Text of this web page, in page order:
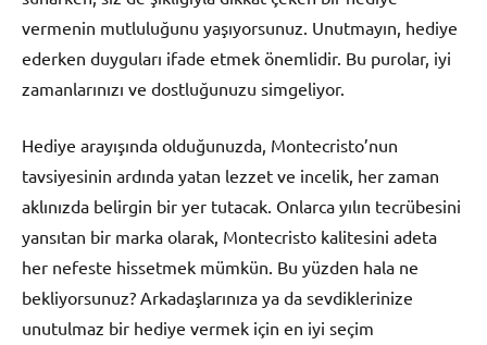
vermenin mutluluğunu yaşıyorsunuz. Unutmayın, hediye
ederken duyguları ifade etmek önemlidir. Bu purolar, iyi
zamanlarınızı ve dostluğunuzu simgeliyor.
Hediye arayışında olduğunuzda, Montecristo’nun
tavsiyesinin ardında yatan lezzet ve incelik, her zaman
aklınızda belirgin bir yer tutacak. Onlarca yılın tecrübesini
yansıtan bir marka olarak, Montecristo kalitesini adeta
her nefeste hissetmek mümkün. Bu yüzden hala ne
bekliyorsunuz? Arkadaşlarınıza ya da sevdiklerinize
unutulmaz bir hediye vermek için en iyi seçim